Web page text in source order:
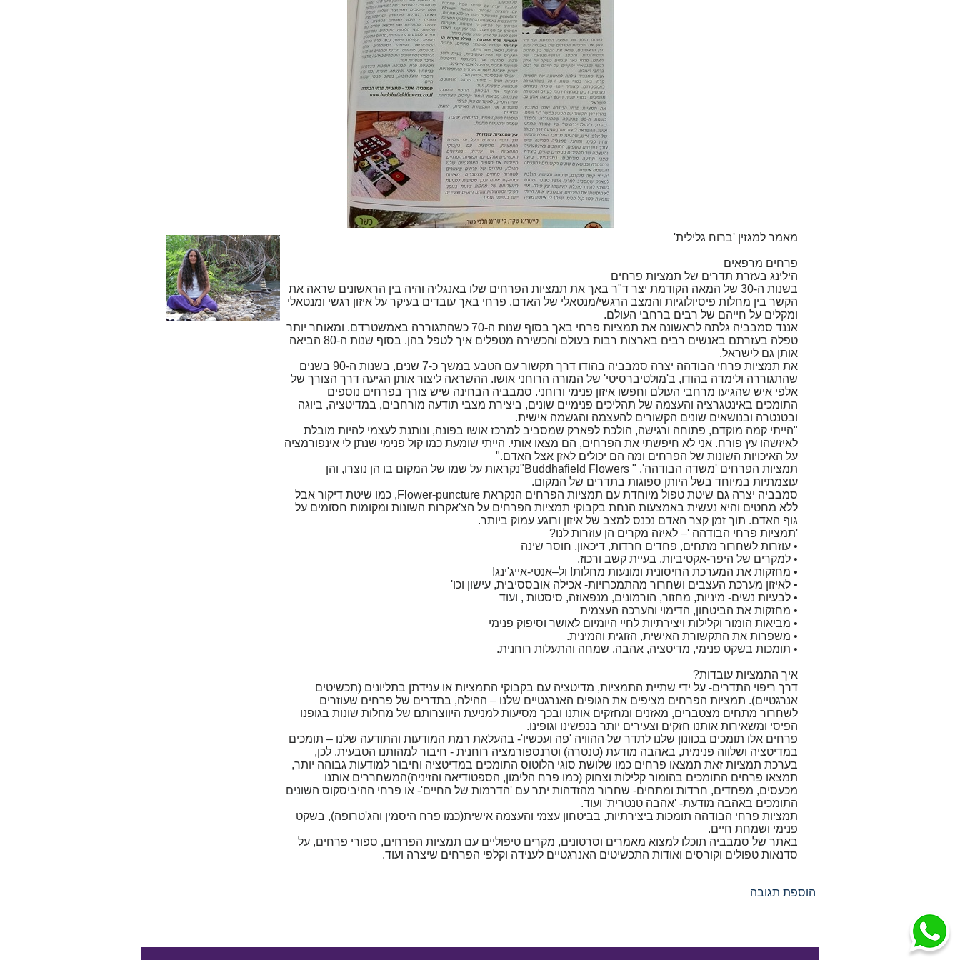
מאמר למגזין 'ברוח גלילית'
פרחים מרפאים
הילינג בעזרת תדרים של תמציות פרחים
בשנות ה-30 של המאה הקודמת יצר ד"ר באך את תמציות הפרחים שלו באנגליה והיה בין הראשונים שראה את
הקשר בין מחלות פיסיולוגיות והמצב הרגשי/מנטאלי של האדם. פרחי באך עובדים בעיקר על איזון רגשי ומנטאלי
ומקלים על חייהם של רבים ברחבי העולם.
אננד סמבביה גלתה לראשונה את תמציות פרחי באך בסוף שנות ה-70 כשהתגוררה באמשטרדם. ומאוחר יותר
טפלה בעזרתם באנשים רבים בארצות רבות בעולם והכשירה מטפלים איך לטפל בהן. בסוף שנות ה-80 הביאה
אותן גם לישראל.
את תמציות פרחי הבודהה יצרה סמבביה בהודו דרך תקשור עם הטבע במשך כ-7 שנים, בשנות ה-90 בשנים
שהתגוררה ולימדה בהודו, ב'מולטיברסיטי' של המורה הרוחני אושו. ההשראה ליצור אותן הגיעה דרך הצורך של
אלפי איש שהגיעו מרחבי העולם וחפשו איזון פנימי ורוחני. סמבביה הבחינה שיש צורך בפרחים נוספים
התומכים באינטגרציה והעצמה של תהליכים פנימיים שונים, ביצירת מצבי תודעה מורחבים, במדיטציה, ביוגה
ובטנטרה ובנושאים שונים הקשורים להעצמה והגשמה אישית.
"הייתי קמה מוקדם, פתוחה ורגישה, הולכת לפארק שמסביב למרכז אושו בפונה, ונותנת לעצמי להיות מובלת
לאיזשהו עץ פורח. אני לא חיפשתי את הפרחים, הם מצאו אותי. הייתי שומעת כמו קול פנימי שנתן לי אינפורמציה
על האיכויות השונות של הפרחים ומה הם יכולים לאזן אצל האדם."
תמציות הפרחים 'משדה הבודהה', " Buddhafield Flowers"נקראות על שמו של המקום בו הן נוצרו, והן
עוצמתיות במיוחד בשל היותן ספוגות בתדרים של המקום.
סמבביה יצרה גם שיטת טפול מיוחדת עם תמציות הפרחים הנקראת Flower-puncture, כמו שיטת דיקור אבל
ללא מחטים והיא נעשית באמצעות הנחת בקבוקי תמציות הפרחים על הצ'אקרות השונות ומקומות חסומים על
גוף האדם. תוך זמן קצר האדם נכנס למצב של איזון ורוגע עמוק ביותר.
'תמציות פרחי הבודהה '– לאיזה מקרים הן עוזרות לנו?
• עוזרות לשחרור מתחים, פחדים חרדות, דיכאון, חוסר שינה
• למקרים של היפר-אקטיביות, בעיית קשב ורכוז,
• מחזקות את המערכת החיסונית ומונעות מחלות! ול–אנטי-אייג'ינג!
• לאיזון מערכת העצבים ושחרור מהתמכרויות- אכילה אובססיבית, עישון וכו'
• לבעיות נשים- מיניות, מחזור, הורמונים, מנפאוזה, סיסטות , ועוד
• מחזקות את הביטחון, הדימוי והערכה העצמית
• מביאות הומור וקלילות ויצירתיות לחיי היומיום לאושר וסיפוק פנימי
• משפרות את התקשורת האישית, הזוגית והמינית.
• תומכות בשקט פנימי, מדיטציה, אהבה, שמחה והתעלות רוחנית.
איך התמציות עובדות?
דרך ריפוי התדרים- על ידי שתיית התמציות, מדיטציה עם בקבוקי התמציות או ענידתן בתליונים (תכשיטים
אנרגטיים). תמציות הפרחים מציפים את הגופים האנרגטיים שלנו – ההילה, בתדרים של פרחים שעוזרים
לשחרור מתחים מצטברים, מאזנים ומחזקים אותנו ובכך מסיעות למניעת היווצרותם של מחלות שונות בגופנו
הפיסי ומשאירות אותנו חזקים וצעירים יותר בנפשינו וגופינו.
פרחים אלו תומכים בכוונון שלנו לתדר של ההוויה 'פה ועכשיו'- בהעלאת רמת המודעות והתודעה שלנו – תומכים
במדיטציה ושלווה פנימית, באהבה מודעת (טנטרה) וטרנספורמציה רוחנית - חיבור למהותנו הטבעית. לכן,
בערכת תמציות זאת תמצאו פרחים כמו שלושת סוגי הלוטוס התומכים במדיטציה וחיבור למודעות גבוהה יותר,
תמצאו פרחים התומכים בהומור קלילות וצחוק (כמו פרח הלימון, הספטודיאה והזיניה)המשחררים אותנו
מכעסים, מפחדים, חרדות ומתחים- שחרור מהזדהות יתר עם 'הדרמות של החיים'- או פרחי ההיביסקוס השונים
התומכים באהבה מודעת- 'אהבה טנטרית' ועוד.
תמציות פרחי הבודהה תומכות ביצירתיות, בביטחון עצמי והעצמה אישית(כמו פרח היסמין והג'טרופה), בשקט
פנימי ושמחת חיים.
באתר של סמבביה תוכלו למצוא מאמרים וסרטונים, מקרים טיפוליים עם תמציות הפרחים, ספורי פרחים, על
סדנאות טפולים וקורסים ואודות התכשיטים האנרגטיים לענידה וקלפי הפרחים שיצרה ועוד.
הוספת תגובה